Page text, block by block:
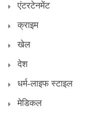
एंटरटेनमेंट
क्राइम
खेल
देश
धर्म-लाइफ स्टाइल
मेडिकल